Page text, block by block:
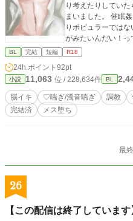
り考えたりしてい
まいました。 催眠
りポピュラーでは
がみたいんだい！
の助走、えっちだけ
で頂けると嬉しい、
ロと驚きを。 いつ
回も読み返し、そ
っと書いてはいる
BL 完結 短編 R18
24h.ポイント 92pt
小説 11,063 位 / 228,634件 BL
脳イキ ♡喘ぎ/濁音喘ぎ 調教
完結済
メス堕ち
最
26
【この配信は終了しています